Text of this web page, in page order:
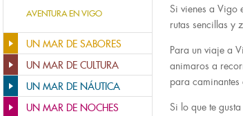
AVENTURA EN VIGO
UN MAR DE SABORES
UN MAR DE CULTURA
UN MAR DE NÁUTICA
UN MAR DE NOCHES
Si vienes a Vigo
rutas sencillas y
Para un viaje a
animaros a
para caminantes
Si lo que te